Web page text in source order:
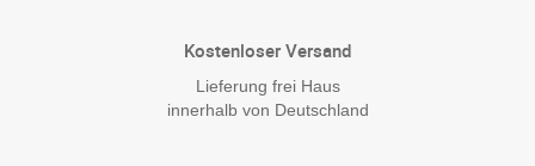
Kostenloser Versand
Lieferung frei Haus
innerhalb von Deutschland